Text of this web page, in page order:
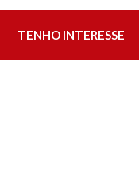
TENHO INTERESSE